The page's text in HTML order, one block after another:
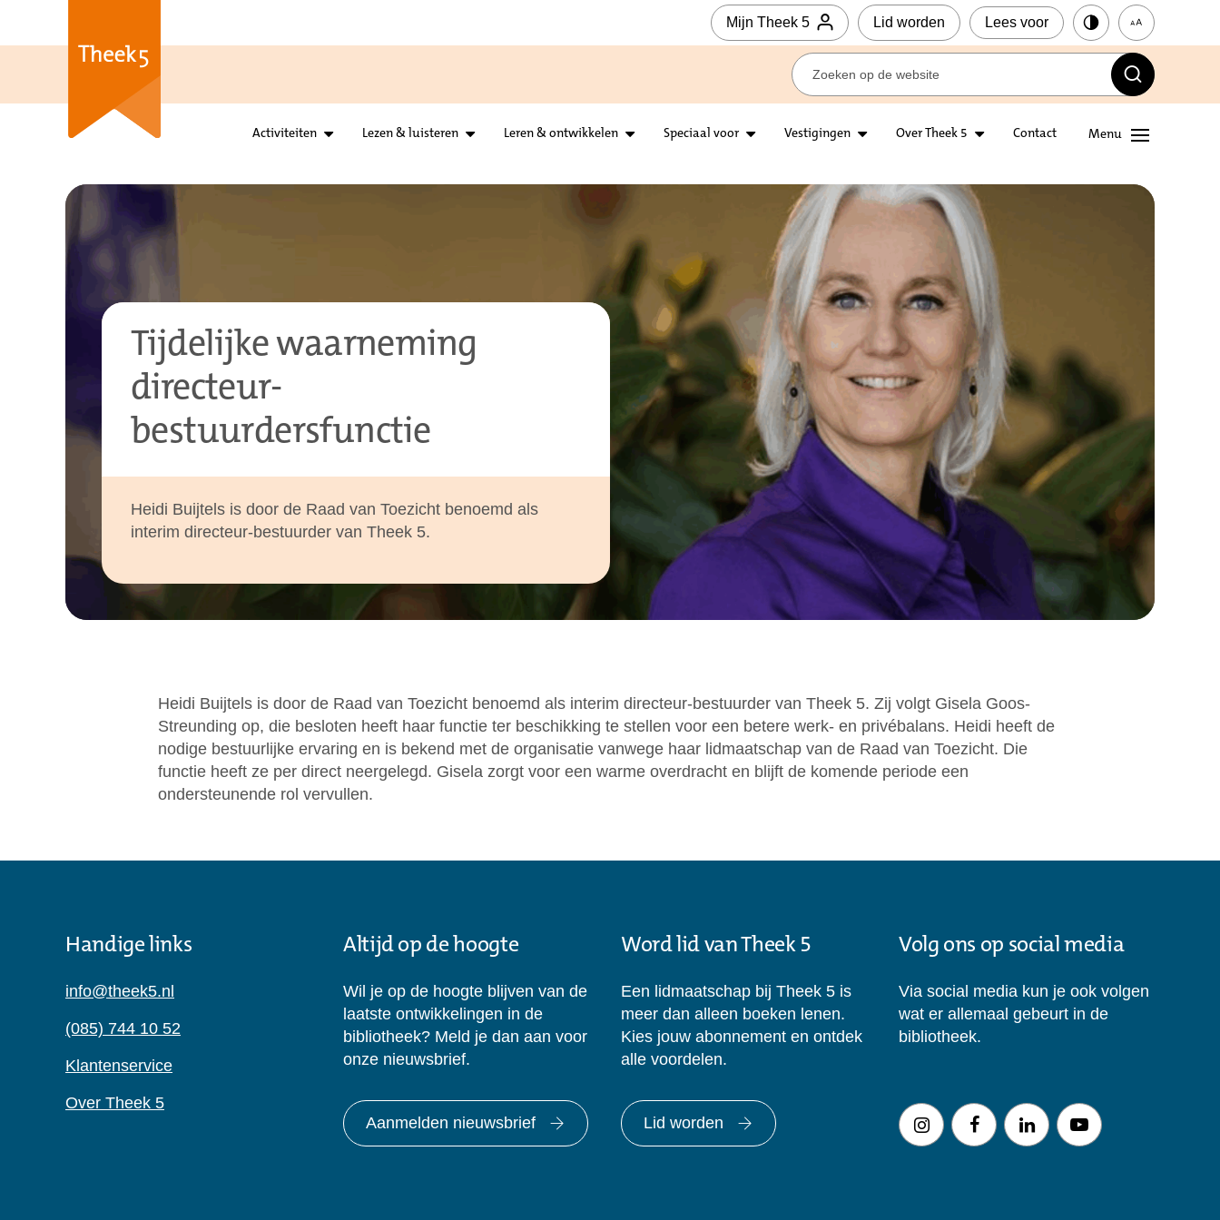
Mijn Theek 5 Lid worden Lees voor
Activiteiten Lezen & luisteren Leren & ontwikkelen Speciaal voor Vestigingen Over Theek 5 Contact
Tijdelijke waarneming
directeur-
bestuurdersfunctie
Heidi Buijtels is door de Raad van Toezicht benoemd als
interim directeur-bestuurder van Theek 5.
Heidi Buijtels is door de Raad van Toezicht benoemd als interim directeur-bestuurder van Theek 5. Zij volgt Gisela Goos-
Streunding op, die besloten heeft haar functie ter beschikking te stellen voor een betere werk- en privébalans. Heidi heeft de
nodige bestuurlijke ervaring en is bekend met de organisatie vanwege haar lidmaatschap van de Raad van Toezicht. Die
functie heeft ze per direct neergelegd. Gisela zorgt voor een warme overdracht en blijft de komende periode een
ondersteunende rol vervullen.
Handige links
info@theek5.nl
(085) 744 10 52
Klantenservice
Over Theek 5
Altijd op de hoogte
Wil je op de hoogte blijven van de
laatste ontwikkelingen in de
bibliotheek? Meld je dan aan voor
onze nieuwsbrief.
Aanmelden nieuwsbrief
Word lid van Theek 5
Een lidmaatschap bij Theek 5 is
meer dan alleen boeken lenen.
Kies jouw abonnement en ontdek
alle voordelen.
Lid worden
Volg ons op social media
Via social media kun je ook volgen
wat er allemaal gebeurt in de
bibliotheek.